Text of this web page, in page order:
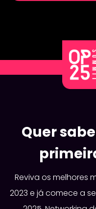
Quer
Reviva os melhores
2023 e já comece a